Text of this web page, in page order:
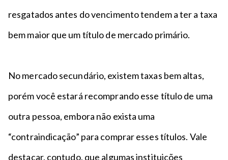
resgatados antes do vencimento tendem a ter a taxa
bem maior que um título de mercado primário.
No mercado secundário, existem taxas bem altas,
porém você estará recomprando esse título de uma
outra pessoa, embora não exista uma
“contraindicação” para comprar esses títulos. Vale
destacar, contudo, que algumas instituições